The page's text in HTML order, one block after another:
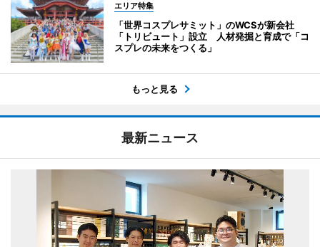
エリア特集
「世界コスプレサミット」のWCSが新会社
「トリビュート」設立 人材発掘と育成で「コ
スプレの未来をつくる」
もっと見る
最新ニュース